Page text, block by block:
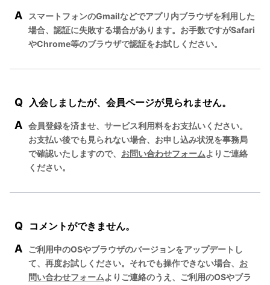
A
スマートフォンのGmailなどでアプリ内ブラウザを利用した
場合、認証に失敗する場合があります。お手数ですがSafari
やChrome等のブラウザで認証をお試しください。
Q 入会しましたが、会員ページが見られません。
A 会員登録を済ませ、サービス利用料をお支払いください。
お支払い後でも見られない場合、お申し込み状況を事務局
で確認いたしますので、 お問い合わせフォームよりご連絡
ください。
Q コメントができません。
A
ご利用中のOSやブラウザのバージョンをアップデートし
て、再度お試しください。それでも操作できない場合、 お
問い合わせフォームよりご連絡のうえ、ご利用のOSやブラ